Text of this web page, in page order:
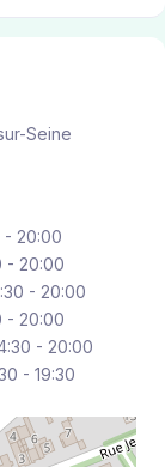
Seine
- 20:00
- 20:00
- 20:00
- 20:00
- 20:00
- 19:30